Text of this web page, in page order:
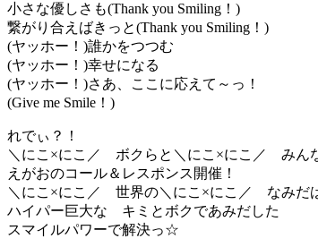
小さな優しさも(Thank you Smiling！)
繋がり合えばきっと(Thank you Smiling！)
(ヤッホー！)誰かをつつむ
(ヤッホー！)幸せになる
(ヤッホー！)さあ、ここに応えて～っ！
(Give me Smile！)
れでぃ？！
＼にこ×にこ／ ボクらと＼にこ×にこ／ みん
えがおのコール＆レスポンス開催！
＼にこ×にこ／ 世界の＼にこ×にこ／ なみだ
ハイパー巨大な キミとボクであみだした
スマイルパワーで解決っ☆